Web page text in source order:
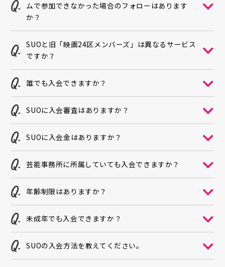
ムで参加できなかった場合のフォローはあります
か？
SUOと旧「映画24区メンバーズ」は異なるサービス
ですか？
誰でも入会できますか？
SUOに入会審査はありますか？
SUOに入会金はありますか？
芸能事務所に所属していても入会できますか？
年齢制限はありますか？
未成年でも入会できますか？
SUOの入会方法を教えてください。